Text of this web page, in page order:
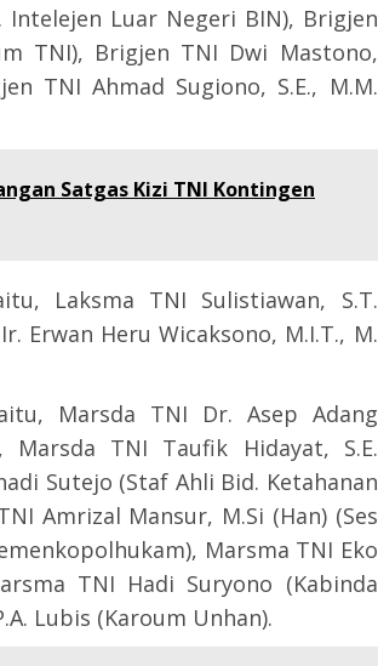
Luar Negeri BIN), Brigjen
TNI), Brigjen TNI Dwi Mastono,
TNI Ahmad Sugiono, S.E., M.M.
Satgas Kizi TNI Kontingen
Laksma TNI Sulistiawan, S.T.
Erwan Heru Wicaksono, M.I.T., M.
Marsda TNI Dr. Asep Adang
Marsda TNI Taufik Hidayat, S.E.
Sutejo (Staf Ahli Bid. Ketahanan
Amrizal Mansur, M.Si (Han) (Ses
Marsma TNI Eko
TNI Hadi Suryono (Kabinda
Lubis (Karoum Unhan).